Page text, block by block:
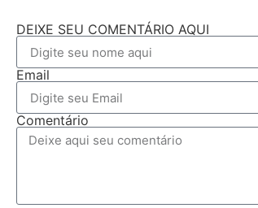
DEIXE SEU COMENTÁRIO AQUI
Email
Comentário